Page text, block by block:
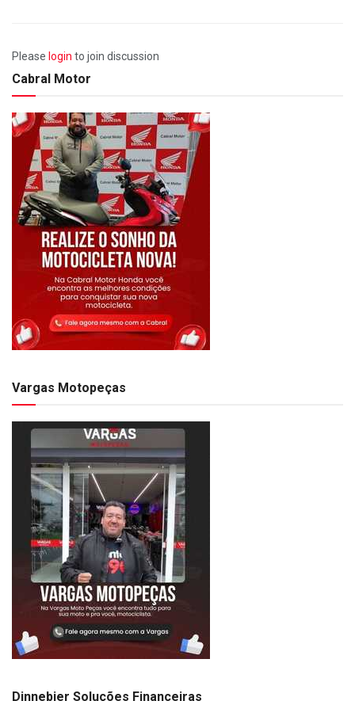
Please login to join discussion
Cabral Motor
Vargas Motopeças
Dinnebier Soluções Financeiras